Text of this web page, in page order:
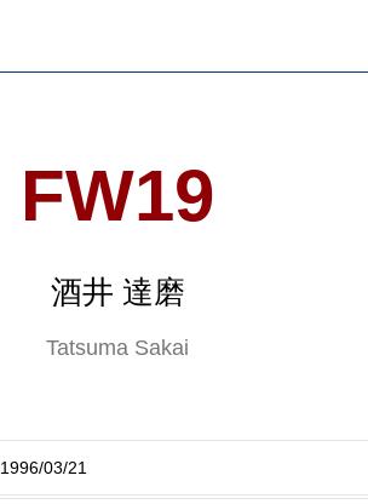
FW19
酒井 達磨
Tatsuma Sakai
1996/03/21